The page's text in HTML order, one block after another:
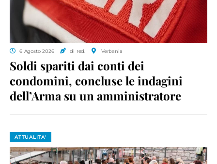
6 Agosto 2026 di red. Verbania
Soldi spariti dai conti dei
condomini, concluse le indagini
dell’Arma su un amministratore
ATTUALITA'